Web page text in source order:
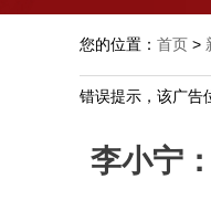
您的位置： 首页 >
错误提示，该广告
李小宁